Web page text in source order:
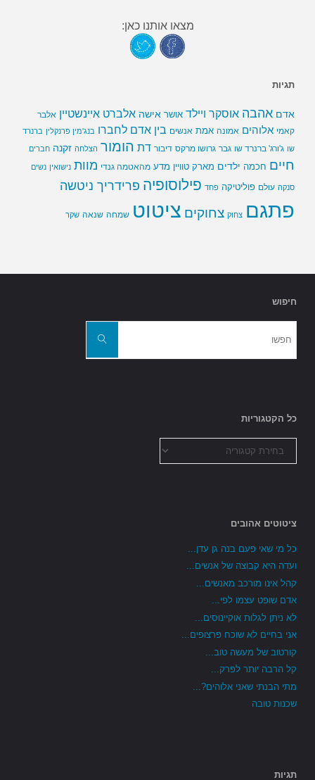
מצאו אותנו כאן:
תגיות
אדם אהבה אוסקר ויילד אושר אישה אלברט איינשטיין אלבר
קאמי אלוהים אמונה אמת אנשים בין אדם לחברו בנג'מין פרנקלין ברנרד
שו ג'ורג' ברנרד שו גבר גרושו מרקס דיבור דת הומור הצלחה זקנה חברים
חיים חכמה ילדים מארק טוויין מדע מהאטמה גנדי מוות נישואין נשים
סנקה עולם פוליטיקה פחד פילוסופיה פרידריך ניטשה
פתגם צחוק צחוקים ציטוט שמחה שנאה שקר
חיפוש
חפשו
כל הקטגוריות
הקטגוריות
ציטוטים אהובים
כל מי שאי פעם בנה גן עדן...
ועדה היא קבוצה של אנשים...
קהל אינו מורכב מאנשים...
אדם שופט עצמו לפי...
לא ניתן לגלות אוקיינוסים...
אני בחיים לא שוכח פרצופים...
קורטוב של מעשה טוב...
קל הרבה יותר לפרק...
מתי הבנתי שאני אלוהים?...
שכנות טובה
תגיות